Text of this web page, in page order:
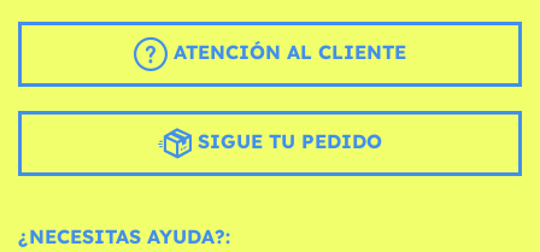
ATENCIÓN AL CLIENTE
SIGUE TU PEDIDO
¿NECESITAS AYUDA?: